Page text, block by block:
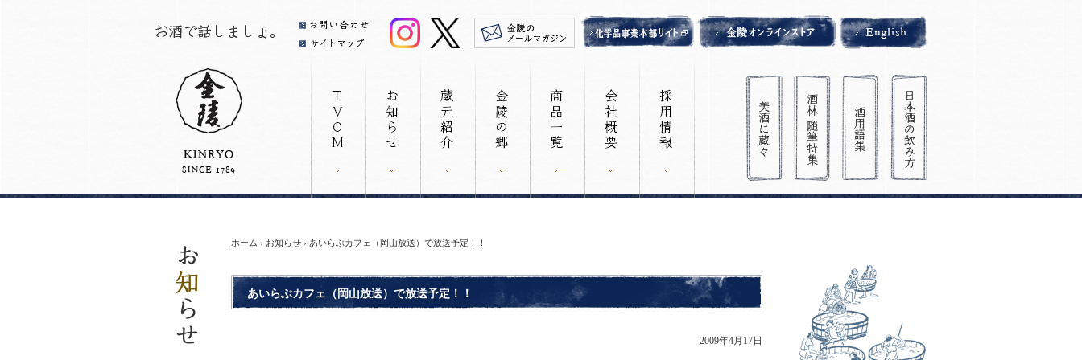
ホーム › お知らせ › あいらぶカフェ（岡山放送）で放送予定！！
あいらぶカフェ（岡山放送）で放送予定！！
2009年4月17日